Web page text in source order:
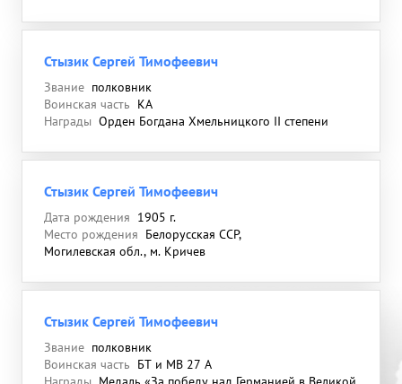
Стызик Сергей Тимофеевич
Звание полковник
Воинская часть КА
Награды Орден Богдана Хмельницкого II степени
Стызик Сергей Тимофеевич
Дата рождения 1905 г.
Место рождения Белорусская ССР,
Могилевская обл., м. Кричев
Стызик Сергей Тимофеевич
Звание полковник
Воинская часть БТ и МВ 27 А